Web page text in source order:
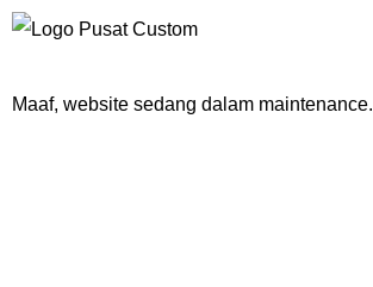
Maaf, website sedang dalam maintenance.